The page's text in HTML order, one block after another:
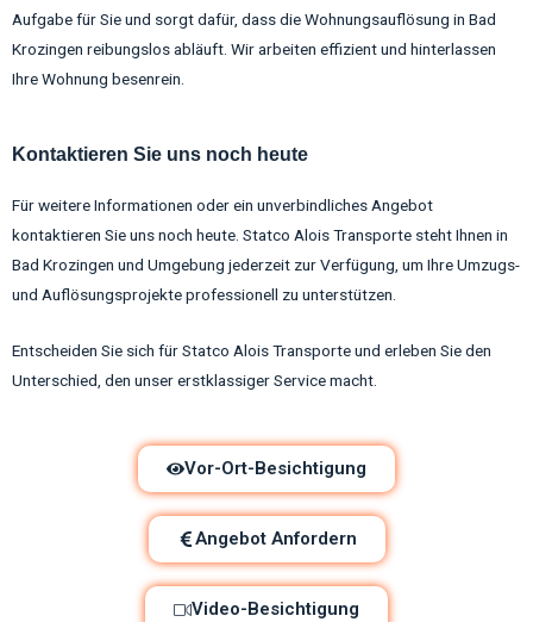
Aufgabe für Sie und sorgt dafür, dass die Wohnungsauflösung in Bad
Krozingen reibungslos abläuft. Wir arbeiten effizient und hinterlassen
Ihre Wohnung besenrein.
Kontaktieren Sie uns noch heute
Für weitere Informationen oder ein unverbindliches Angebot
kontaktieren Sie uns noch heute. Statco Alois Transporte steht Ihnen in
Bad Krozingen und Umgebung jederzeit zur Verfügung, um Ihre Umzugs-
und Auflösungsprojekte professionell zu unterstützen.
Entscheiden Sie sich für Statco Alois Transporte und erleben Sie den
Unterschied, den unser erstklassiger Service macht.
Vor-Ort-Besichtigung
Angebot Anfordern
Video-Besichtigung